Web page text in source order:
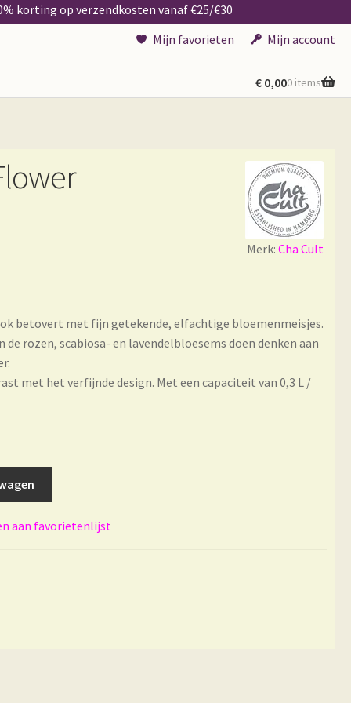
korting op verzendkosten vanaf €25/€30
Mijn favorieten
Mijn account
€ 0,000 items
Merk: Cha Cult
betovert met fijn getekende, elfachtige bloemenmeisjes.
rozen, scabiosa- en lavendelbloesems doen denken aan
met het verfijnde design. Met een capaciteit van 0,3 L /
aan favorietenlijst